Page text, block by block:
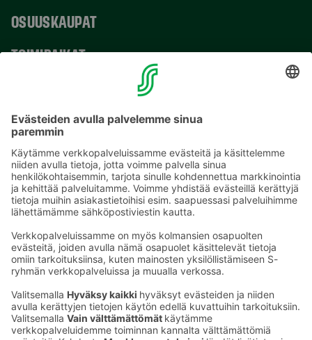
OSUUSKAUPAT
TOIMIPAIKAT
Sähköpostiosoitteet S-ryhmässä ovat muotoa
etunimi.sukunimi@sok.fi
Seuraa meitä: